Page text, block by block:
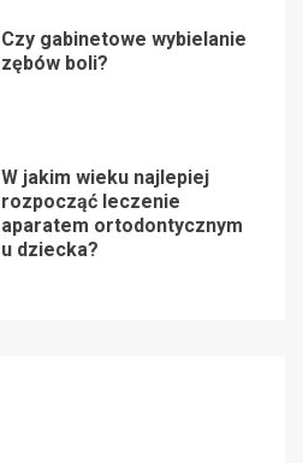
Czy gabinetowe wybielanie
zębów boli?
W jakim wieku najlepiej
rozpocząć leczenie
aparatem ortodontycznym
u dziecka?